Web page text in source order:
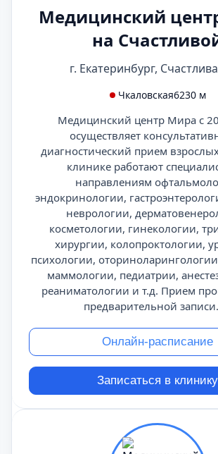
Медицинский
на
г. Екатеринбург,
Чкаловская6230 м
Медицинский центр Мира с
осуществляет
диагностический прием
клинике работают
направлениям
эндокринологии,
неврологии,
косметологии, гинекологии,
хирургии, колопроктологии,
психологии,
маммологии, педиатрии,
реаниматологии и т.д. Прием
предварительной записи.
Онлайн-расписание
Записаться в клинику